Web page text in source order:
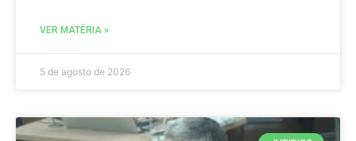
VER MATÉRIA »
5 de agosto de 2026